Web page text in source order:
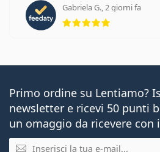
Gabriela G., 2 giorni fa
Primo ordine su Lentiamo?
newsletter e ricevi 50 punti
un omaggio da ricevere con
E-mail